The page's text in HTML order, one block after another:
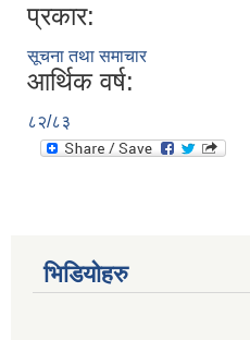
प्रकार:
सूचना तथा समाचार
आर्थिक वर्ष:
८२/८३
भिडियोहरु